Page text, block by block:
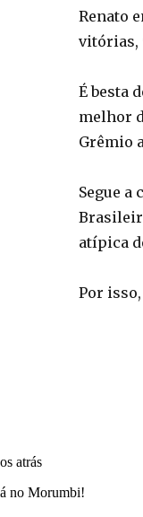
Renato
vitórias,
É besta
melhor
Grêmio
Segue a
atípica
Por